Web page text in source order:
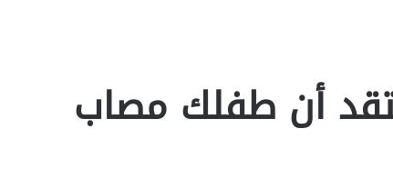
أن طفلك مصاب